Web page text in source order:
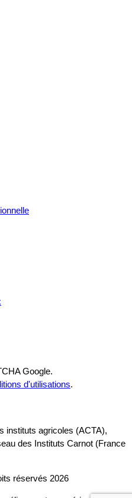
Google.
d'utilisations.
instituts agricoles (ACTA),
des Instituts Carnot (France
réservés 2026